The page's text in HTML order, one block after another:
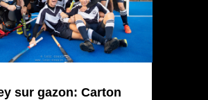
sur gazon: Carton